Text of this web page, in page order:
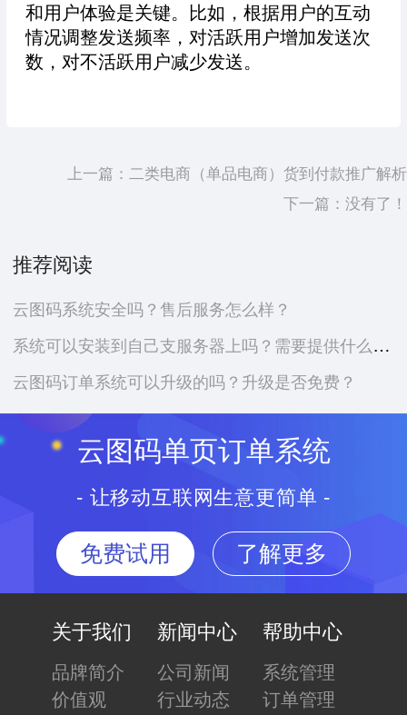
和用户体验是关键。比如，根据用户的互动
情况调整发送频率，对活跃用户增加发送次
数，对不活跃用户减少发送。
上一篇： 二类电商（单品电商）货到付款推广解析
下一篇： 没有了！
推荐阅读
云图码系统安全吗？售后服务怎么样？
系统可以安装到自己支服务器上吗？需要提供什么资料？
云图码订单系统可以升级的吗？升级是否免费？
云图码单页订单系统
- 让移动互联网生意更简单 -
免费试用 了解更多
关于我们
品牌简介
价值观
新闻中心
公司新闻
行业动态
帮助中心
系统管理
订单管理